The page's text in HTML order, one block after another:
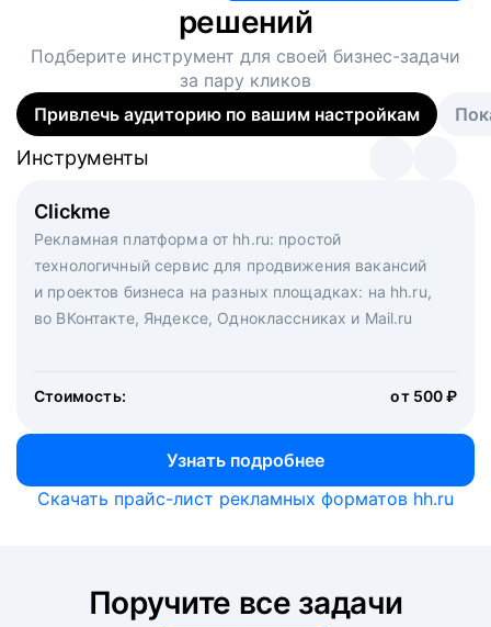
решений
Подберите инструмент для своей бизнес-задачи
за пару кликов
Привлечь аудиторию по вашим настройкам
Clickme
Рекламная платформа от hh.ru: простой
технологичный сервис для продвижения вакансий
и проектов бизнеса на разных площадках: на hh.ru,
во ВКонтакте, Яндексе, Одноклассниках и Mail.ru
Стоимость: от 500 ₽
Узнать подробнее
Инструменты
Вакансия дня
Рекламный формат для вакансий на главной странице
hh.ru. Увеличивает количество откликов
Инструменты
Массовый подбор под ключ. Решите, сколько
кандидатов и когда вам нужно, и за дело возьмутся
маркетологи, рекрутеры и проектные менеджеры
hh.ru с целым набором digital-инструментов
Инструменты
Скачать прайс-лист рекламных форматов hh.ru